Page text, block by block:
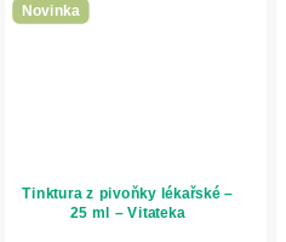
Novinka
Tinktura z pivoňky lékařské –
25 ml – Vitateka